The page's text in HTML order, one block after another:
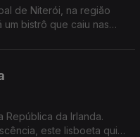
de Niterói, na região
bistrô que caiu nas
República da Irlanda.
este lisboeta quis